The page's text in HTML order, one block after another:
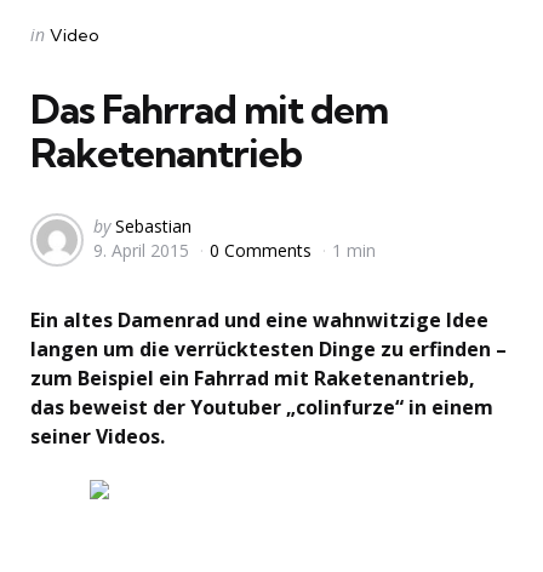
Categories
Posted
in Video
Das Fahrrad mit dem
Raketenantrieb
Posted
by
by Sebastian
9. April 2015
0 Comments 1 min
Ein altes Damenrad und eine wahnwitzige Idee
langen um die verrücktesten Dinge zu erfinden –
zum Beispiel ein Fahrrad mit Raketenantrieb,
das beweist der Youtuber „colinfurze“ in einem
seiner Videos.